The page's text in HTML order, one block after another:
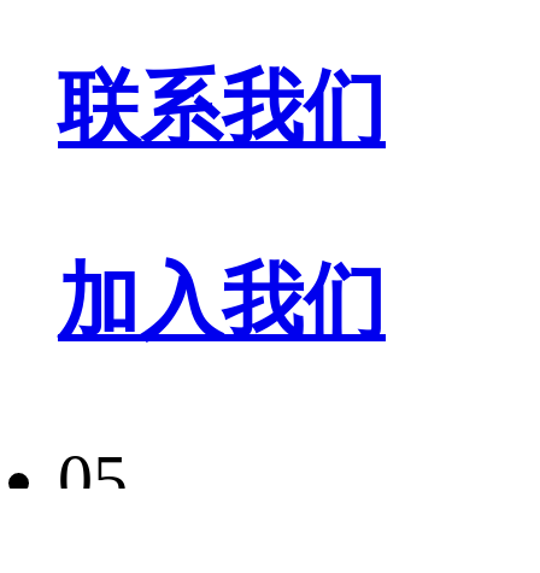
联系我们
加入我们
05